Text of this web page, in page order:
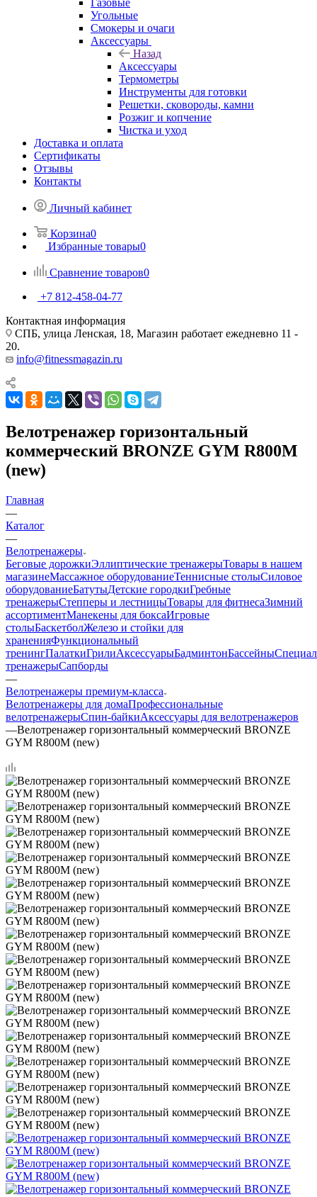
Газовые
Угольные
Смокеры и очаги
Аксессуары
Назад
Аксессуары
Термометры
Инструменты для готовки
Решетки, сковороды, камни
Розжиг и копчение
Чистка и уход
Доставка и оплата
Сертификаты
Отзывы
Контакты
Личный кабинет
Корзина0
Избранные товары0
Сравнение товаров0
+7 812-458-04-77
Контактная информация
СПБ, улица Ленская, 18, Магазин работает ежедневно 11 -
20.
info@fitnessmagazin.ru
Велотренажер горизонтальный
коммерческий BRONZE GYM R800M
(new)
Главная
—
Каталог
—
Велотренажеры
Беговые дорожкиЭллиптические тренажерыТовары в нашем
магазинеМассажное оборудованиеТеннисные столыСиловое
оборудованиеБатутыДетские городкиГребные
тренажерыСтепперы и лестницыТовары для фитнесаЗимний
ассортиментМанекены для боксаИгровые
столыБаскетболЖелезо и стойки для
храненияФункциональный
тренингПалаткиГрилиАксессуарыБадминтонБассейны
тренажерыСапборды
—
Велотренажеры премиум-класса
Велотренажеры для домаПрофессиональные
велотренажерыСпин-байкиАксессуары для велотренажеров
—Велотренажер горизонтальный коммерческий BRONZE
GYM R800M (new)